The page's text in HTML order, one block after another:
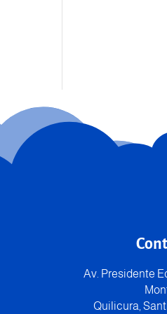
Av. Presidente
Quilicura,